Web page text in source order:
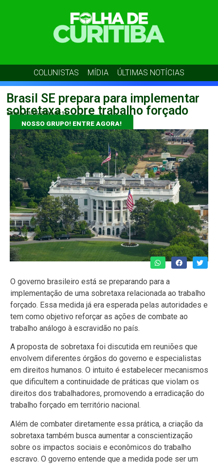
COLUNISTAS MÍDIA ÚLTIMAS NOTÍCIAS
Brasil SE prepara para implementar
sobretaxa sobre trabalho forçado
admin 03/06/2026 08:11
NOSSO GRUPO! ENTRE AGORA!
O governo brasileiro está se preparando para a
implementação de uma sobretaxa relacionada ao trabalho
forçado. Essa medida já era esperada pelas autoridades e
tem como objetivo reforçar as ações de combate ao
trabalho análogo à escravidão no país.
A proposta de sobretaxa foi discutida em reuniões que
envolvem diferentes órgãos do governo e especialistas
em direitos humanos. O intuito é estabelecer mecanismos
que dificultem a continuidade de práticas que violam os
direitos dos trabalhadores, promovendo a erradicação do
trabalho forçado em território nacional.
Além de combater diretamente essa prática, a criação da
sobretaxa também busca aumentar a conscientização
sobre os impactos sociais e econômicos do trabalho
escravo. O governo entende que a medida pode ser um